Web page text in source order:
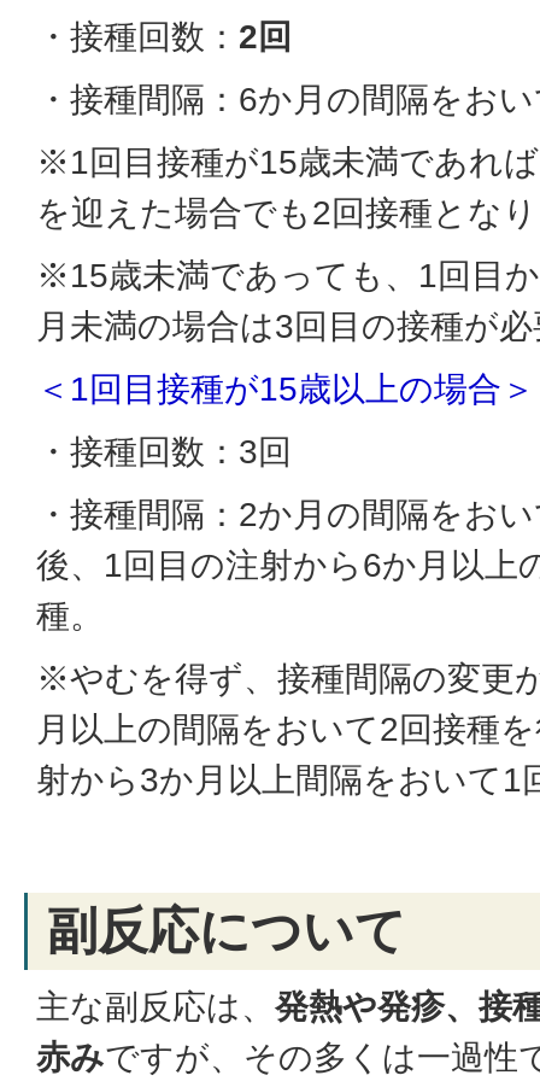
・接種回数： 2回
・接種間隔：6か月の間隔をお
※1回目接種が15歳未満であれ
を迎えた場合でも2回接種とな
※15歳未満であっても、1回目
月未満の場合は3回目の接種が
＜1回目接種が15歳以上の場合＞
・接種回数：3回
・接種間隔：2か月の間隔をお
後、1回目の注射から6か月以上
種。
※やむを得ず、接種間隔の変更
月以上の間隔をおいて2回接種
射から3か月以上間隔をおいて1
副反応について
主な副反応は、 発熱や発疹、接
赤みですが、その多くは一過性